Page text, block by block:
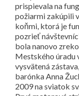
prispievala na
požiarmi zakúpili
koňmi, ktorá je
pozrieť
bola nanovo
Mestského úradu
vysvätená
barónka Anna
2009 na sviatok